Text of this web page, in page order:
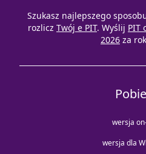
Szukasz najlepszego
rozlicz Twój e PIT. Wyślij PIT
2026 za
wersja
wersja dla